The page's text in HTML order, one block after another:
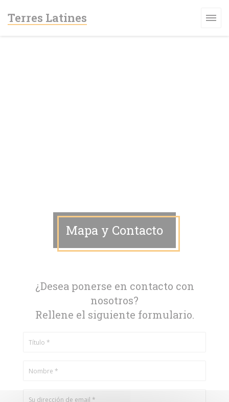
Terres Latines
Mapa y Contacto
¿Desea ponerse en contacto con
nosotros?
Rellene el siguiente formulario.